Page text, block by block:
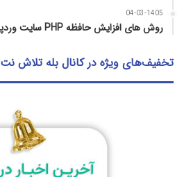
04-03-1405
روش‌ های افزایش حافظه PHP سایت وردپرسی
تخفیف‌های ویژه در کانال بله تلاش نت